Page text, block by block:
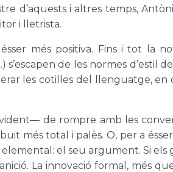
d’aquests i altres temps,
i lletrista.
més positiva. Fins i tot la
de les normes d’estil de
les cotilles del llenguatge, en
de rompre amb les
més total i palès. O, per a
el seu argument. Si els
La innovació formal, més